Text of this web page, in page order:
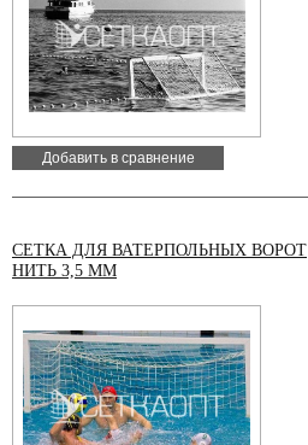
Добавить в сравнение
СЕТКА ДЛЯ ВАТЕРПОЛЬНЫХ ВОРОТ
НИТЬ 3,5 ММ